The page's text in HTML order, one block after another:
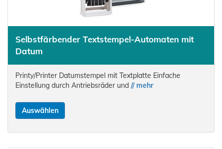
Selbstfärbender Textstempel-Automaten mit
Datum
Printy/Printer Datumstempel mit Textplatte Einfache
Einstellung durch Antriebsräder und // mehr
Auswählen